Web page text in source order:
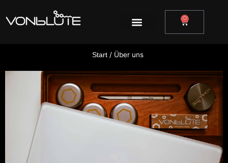
Inhalt
springen
0
Start/ Über uns